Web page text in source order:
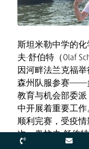
斯坦米勒中学的
夫·舒伯特（Olaf
因河畔法兰克福
森州队服参赛——
教育与机会部委派
中开展着重要工
顺利完赛，受疫
次。奥拉夫·舒伯
克·卡菲茨已是一